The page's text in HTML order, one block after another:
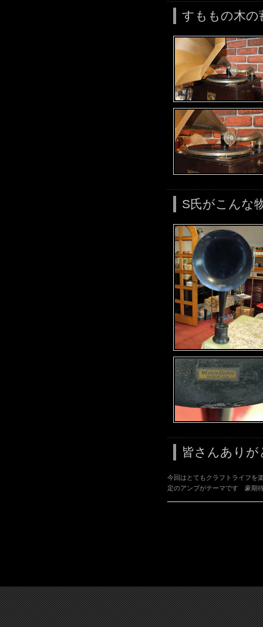
すももの木の
S氏がこんな
皆さんありが
今回はとてもクラフトライフ
定のアンプがテーマです 豪期